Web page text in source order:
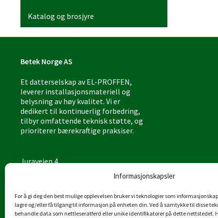
Informasjonskapsler
For å gi deg den best mulige opplevelsen bruker vi teknologier som
lagre og/eller få tilgang til informasjon på enheten din. Ved å samtykke til disse
behandle data som nettleseratferd eller unike identifikatorer på dette nettstedet.
Katalog og brosjyre
Betek Norge AS
Et datterselskap av EL-PROFFEN,
leverer installasjonsmateriell og
belysning av høy kvalitet. Vi er
dedikert til kontinuerlig forbedring,
tilbyr omfattende teknisk støtte, og
prioriterer bærekraftige praksiser.
Juraveien 4
Tlf: 38 53 15 00
post@betek-norge.no
Org.nr.: 980 832 481